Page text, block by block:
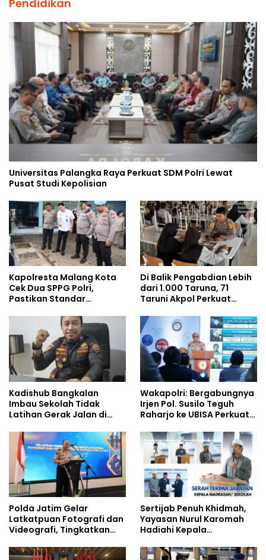
Pendidikan
Universitas Palangka Raya Perkuat SDM Polri Lewat
Pusat Studi Kepolisian
Kapolresta Malang Kota
Cek Dua SPPG Polri,
Pastikan Standar
Pengelolaan Limbah
Berjalan Optimal
Di Balik Pengabdian Lebih
dari 1.000 Taruna, 71
Taruni Akpol Perkuat
Siswa Sekolah Rakyat
Kadishub Bangkalan
Imbau Sekolah Tidak
Latihan Gerak Jalan di
Wakapolri: Bergabungnya
Irjen Pol. Susilo Teguh
Raharjo ke UBISA Perkuat
Studi Kepolisian
Polda Jatim Gelar
Latkatpuan Fotografi dan
Videografi, Tingkatkan
Era Digital
Sertijab Penuh Khidmah,
Yayasan Nurul Karomah
Hadiahi Kepala
Umrah